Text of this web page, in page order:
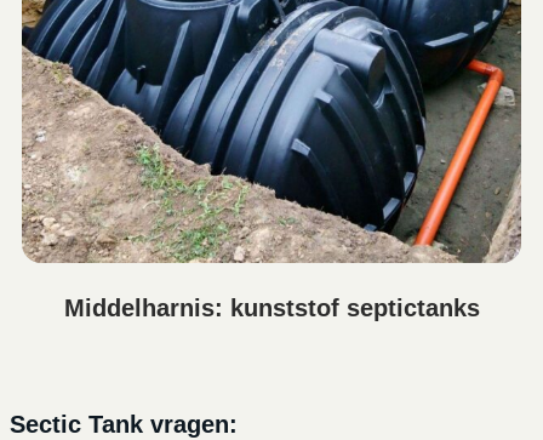
Middelharnis: kunststof septictanks
Sectic Tank vragen: